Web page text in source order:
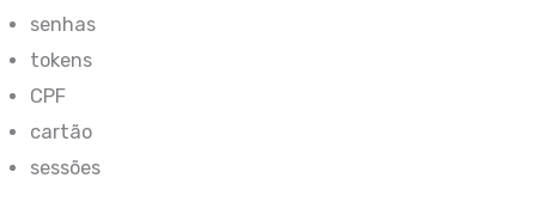
senhas
tokens
CPF
cartão
sessões